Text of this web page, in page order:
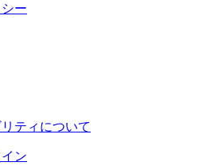
ー
ティについて
ン